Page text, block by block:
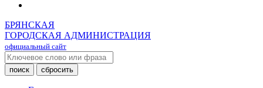
БРЯНСКАЯ
ГОРОДСКАЯ АДМИНИСТРАЦИЯ
официальный сайт